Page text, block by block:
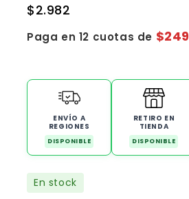
$2.982
Paga en 12 cuotas de $249
ENVÍO A
REGIONES
DISPONIBLE
RETIRO EN
TIENDA
DISPONIBLE
En stock